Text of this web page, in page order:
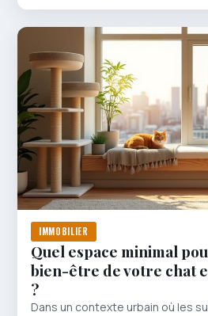
IMMOBILIER
Quel espace minimal
bien-être de votre chat
?
Dans un contexte urbain où les